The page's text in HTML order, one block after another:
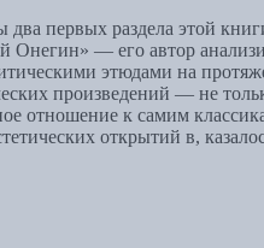
первых раздела этой
— его автор
этюдами на
произведений — не
отношение к самим
открытий в,